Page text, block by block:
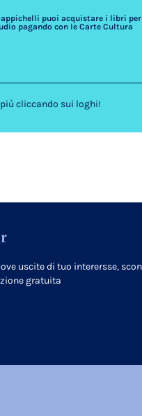
puoi acquistare i libri
pagando con le Carte Cultura
cliccando sui loghi!
uscite di tuo interersse,
gratuita